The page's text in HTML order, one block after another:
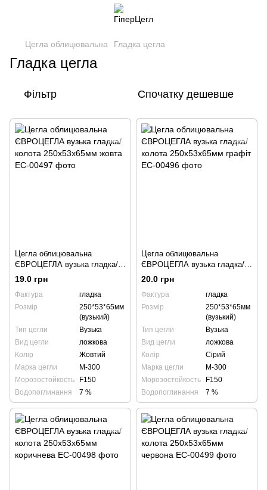
Цегла облицювальна Гладка цегла
Гладка цегла
Фільтр Спочатку дешевше
Цегла облицювальна
ЄВРОЦЕГЛА вузька гладка/
колота 250х53х65мм жовта
19.0 грн
Фактура
гладка
Розмір
250*53*65мм
(вузький)
Тип цегли
Вузька
Вид цегли
ложкова
Колір
Жовтий
Марка цегли
М-300
Морозостойкость
F150
Водопоглинання
7 %
Цегла облицювальна
ЄВРОЦЕГЛА вузька гладка/
колота 250х53х65мм графіт
20.0 грн
Фактура
гладка
Розмір
250*53*65мм
(вузький)
Тип цегли
Вузька
Вид цегли
ложкова
Колір
Сірий
Марка цегли
М-300
Морозостойкость
F150
Водопоглинання
7 %